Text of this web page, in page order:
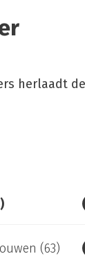
herlaadt de
(63)